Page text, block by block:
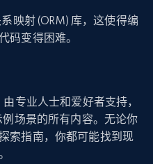
映射 (ORM) 库，这使得编
码变得困难。
专业人士和爱好者支持，
场景的所有内容。无论你
索指南，你都可能找到现